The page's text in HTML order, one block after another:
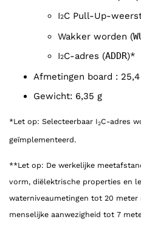
I2C Pull-Up-
Wakker worden (
I2C-adres (ADDR)*
Afmetingen board :
Gewicht: 6,35 g
*Let op: Selecteerbaar I2C-adres
geïmplementeerd.
**Let op: De werkelijke
vorm, diëlektrische properties en
waterniveaumetingen tot 20
menselijke aanwezigheid tot 7